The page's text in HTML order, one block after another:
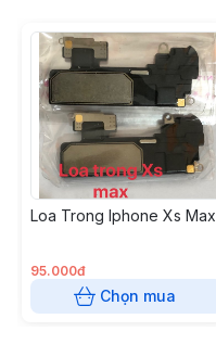
Loa Trong Iphone Xs Max
95.000đ
Chọn mua